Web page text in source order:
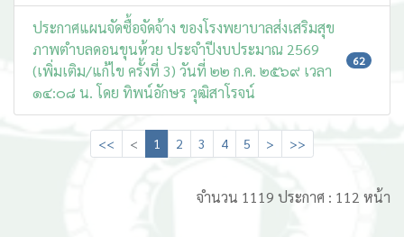
ประกาศแผนจัดซื้อจัดจ้าง ของโรงพยาบาลส่งเสริมสุข
ภาพตำบลดอนขุนห้วย ประจำปีงบประมาณ 2569
(เพิ่มเติม/แก้ไข ครั้งที่ 3) วันที่ ๒๒ ก.ค. ๒๕๖๙ เวลา
๑๔:๐๘ น. โดย ทิพน์อักษร วุฒิสาโรจน์
62
<< < 1 2 3 4 5 > >>
จำนวน 1119 ประกาศ : 112 หน้า